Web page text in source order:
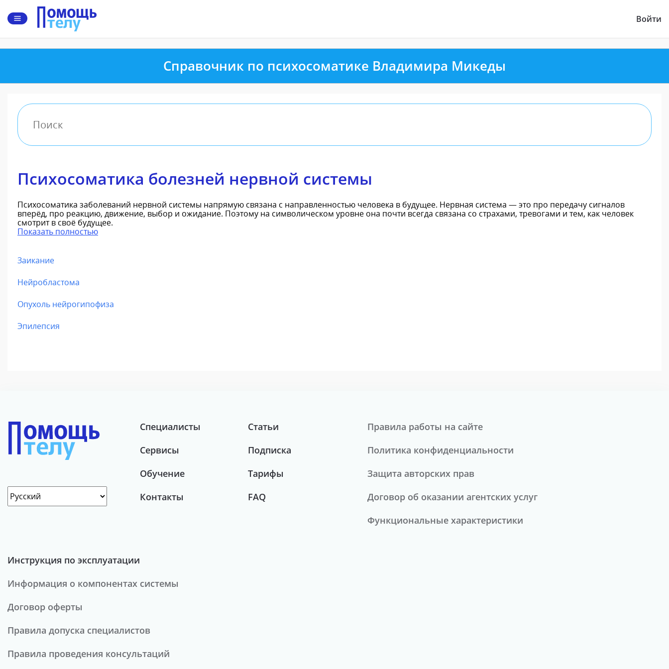
Войти
Справочник по психосоматике Владимира Микеды
Психосоматика болезней нервной системы
Психосоматика заболеваний нервной системы напрямую связана с направленностью человека в будущее. Нервная система — это про передачу сигналов
вперёд, про реакцию, движение, выбор и ожидание. Поэтому на символическом уровне она почти всегда связана со страхами, тревогами и тем, как человек
смотрит в своё будущее.
Показать полностью
Заикание
Нейробластома
Опухоль нейрогипофиза
Эпилепсия
Специалисты
Сервисы
Обучение
Контакты
Статьи
Подписка
Тарифы
FAQ
Правила работы на сайте
Политика конфиденциальности
Защита авторских прав
Договор об оказании агентских услуг
Функциональные характеристики
Инструкция по эксплуатации
Информация о компонентах системы
Договор оферты
Правила допуска специалистов
Правила проведения консультаций